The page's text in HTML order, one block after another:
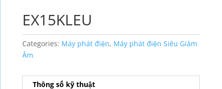
EX15KLEU
Categories: Máy phát điện, Máy phát điện Siêu Giảm
Âm
Thông số kỹ thuật